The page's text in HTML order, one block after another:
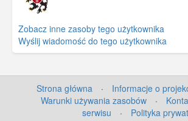
Zobacz inne zasoby tego użytkownika
Wyślij wiadomość do tego użytkownika
Strona główna · Informacje o
Warunki używania zasobów
·
serwisu
· Polityka